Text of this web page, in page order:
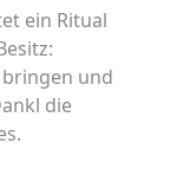
ein Ritual
und
die